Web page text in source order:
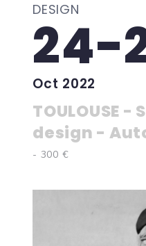
DESIGN
24-
Oct 2022
TOULOUSE
design -
- 300 €